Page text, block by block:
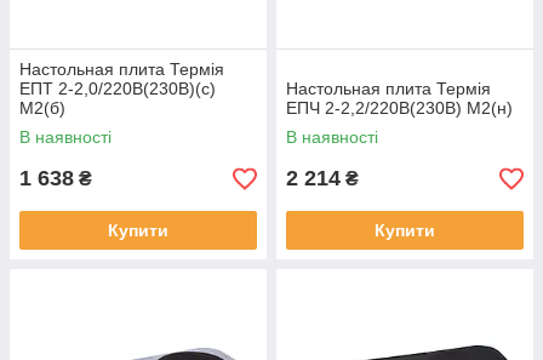
Настольная плита Термія
ЕПТ 2-2,0/220В(230В)(c)
М2(б)
В наявності
1 638 ₴
Купити
Настольная плита Термія
ЕПЧ 2-2,2/220В(230В) М2(н)
В наявності
2 214 ₴
Купити